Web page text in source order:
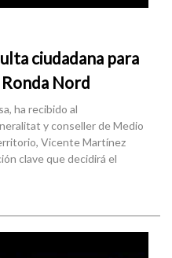
ciudadana para
Nord
ha recibido al
y conseller de Medio
Vicente Martínez
clave que decidirá el